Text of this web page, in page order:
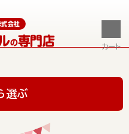
式会社
の専門店 カート
選ぶ